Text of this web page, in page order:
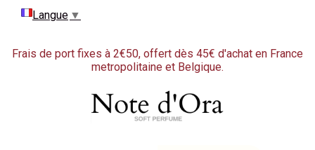
Frais de port fixes à 2€50, offert dès 45€ d'achat en France
metropolitaine et Belgique.
Langue ▼